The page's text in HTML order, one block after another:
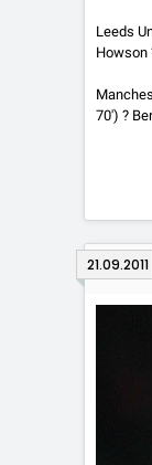
Leeds
Howson
70') ?
21.09.2011